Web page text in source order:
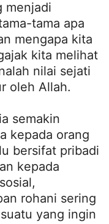
menjadi
tama apa
mengapa kita
kita melihat
nilai sejati
oleh Allah.
semakin
kepada orang
bersifat pribadi
kepada
rohani sering
yang ingin